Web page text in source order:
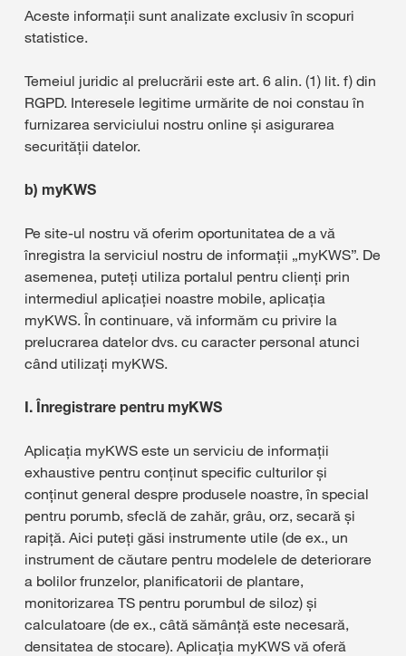
Aceste informații sunt analizate exclusiv în scopuri
statistice.
Temeiul juridic al prelucrării este art. 6 alin. (1) lit. f) din
RGPD. Interesele legitime urmărite de noi constau în
furnizarea serviciului nostru online și asigurarea
securității datelor.
b) myKWS
Pe site-ul nostru vă oferim oportunitatea de a vă
înregistra la serviciul nostru de informații „myKWS”. De
asemenea, puteți utiliza portalul pentru clienți prin
intermediul aplicației noastre mobile, aplicația
myKWS. În continuare, vă informăm cu privire la
prelucrarea datelor dvs. cu caracter personal atunci
când utilizați myKWS.
I. Înregistrare pentru myKWS
Aplicația myKWS este un serviciu de informații
exhaustive pentru conținut specific culturilor și
conținut general despre produsele noastre, în special
pentru porumb, sfeclă de zahăr, grâu, orz, secară și
rapiță. Aici puteți găsi instrumente utile (de ex., un
instrument de căutare pentru modelele de deteriorare
a bolilor frunzelor, planificatorii de plantare,
monitorizarea TS pentru porumbul de siloz) și
calculatoare (de ex., câtă sămânță este necesară,
densitatea de stocare). Aplicația myKWS vă oferă